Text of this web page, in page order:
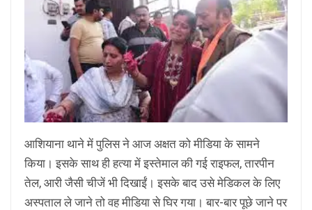
आशियाना थाने में पुलिस ने आज अक्षत को मीडिया के सामने
किया। इसके साथ ही हत्या में इस्तेमाल की गई राइफल, तारपीन
तेल, आरी जैसी चीजें भी दिखाईं। इसके बाद उसे मेडिकल के लिए
अस्पताल ले जाने तो वह मीडिया से घिर गया। बार-बार पूछे जाने पर